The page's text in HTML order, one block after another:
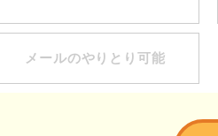
メールのやりとり可能